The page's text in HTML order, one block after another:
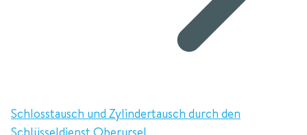
Schlosstausch und Zylindertausch durch den